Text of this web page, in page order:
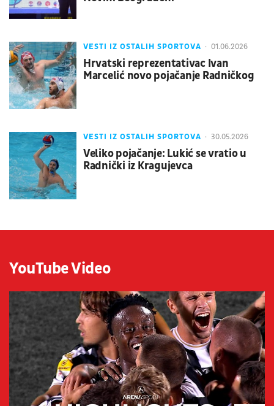
VESTI IZ OSTALIH SPORTOVA 01.06.2026
Hrvatski reprezentativac Ivan
Marcelić novo pojačanje Radničkog
VESTI IZ OSTALIH SPORTOVA 30.05.2026
Veliko pojačanje: Lukić se vratio u
Radnički iz Kragujevca
YouTube Video